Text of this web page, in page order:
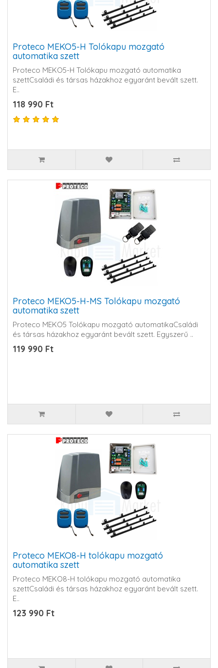
Proteco MEKO5-H Tolókapu mozgató
automatika szett
Proteco MEKO5-H Tolókapu mozgató automatika
szettCsaládi és társas házakhoz egyaránt bevált szett.
E..
118 990 Ft
Proteco MEKO5-H-MS Tolókapu mozgató
automatika szett
Proteco MEKO5 Tolókapu mozgató automatikaCsaládi
és társas házakhoz egyaránt bevált szett. Egyszerű ..
119 990 Ft
Proteco MEKO8-H tolókapu mozgató
automatika szett
Proteco MEKO8-H tolókapu mozgató automatika
szettCsaládi és társas házakhoz egyaránt bevált szett.
E..
123 990 Ft